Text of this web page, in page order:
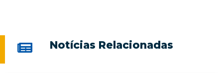
Notícias Relacionadas